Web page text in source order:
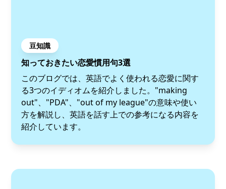
豆知識
知っておきたい恋愛慣用句3選
このブログでは、英語でよく使われる恋愛に関す
る3つのイディオムを紹介しました。"making
out"、"PDA"、"out of my league"の意味や使い
方を解説し、英語を話す上での参考になる内容を
紹介しています。